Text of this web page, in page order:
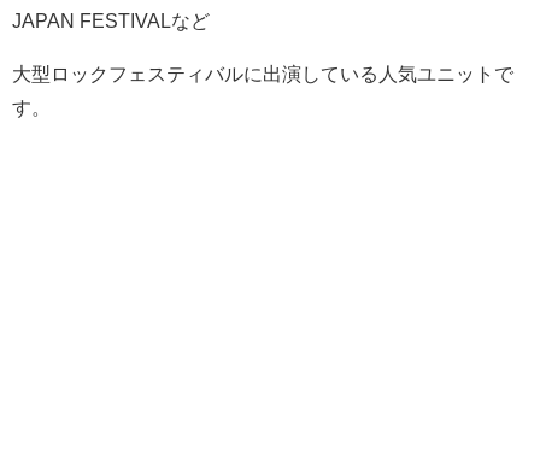
JAPAN FESTIVALなど
大型ロックフェスティバルに出演している人気ユニットで
す。